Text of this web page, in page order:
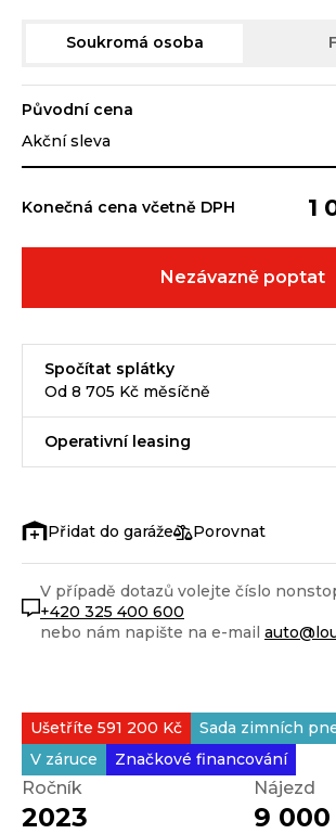
Ušetříte 591 200 Kč
Sada zimních
V záruce
Značkové financování
Ročník
2023
Nájezd
9 000
Soukromá osoba
Původní cena
Akční sleva
Konečná cena včetně DPH 1
Nezávazně poptat
Spočítat splátky
Od 8 705 Kč měsíčně
Operativní leasing
Porovnat
V případě dotazů volejte číslo
+420 325 400 600
nebo nám napište na e-mail